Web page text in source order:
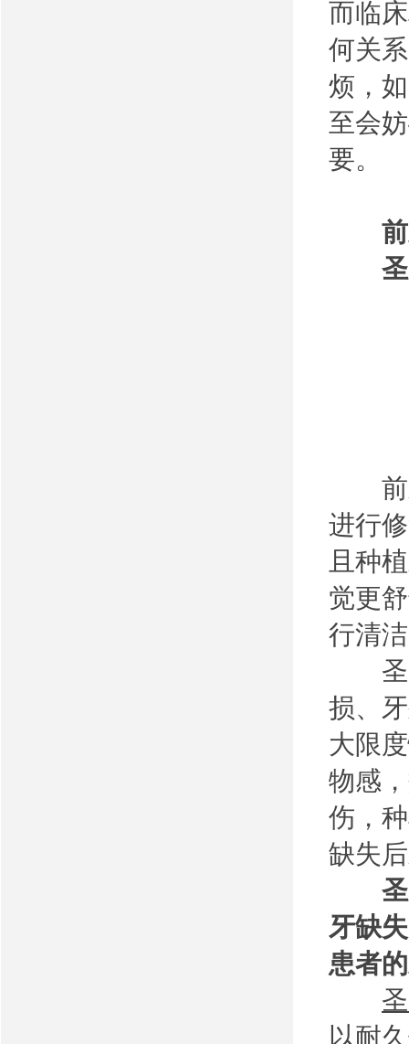
而临
何关
烦，
至会
要。
前牙
进行
且种
觉更
行清
圣贝
损、
大限
物感
伤，
缺失
牙缺
患者
以耐